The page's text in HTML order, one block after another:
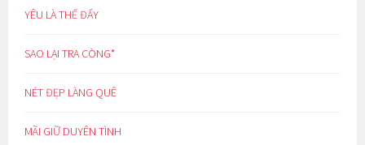
YÊU LÀ THẾ ĐẤY
SAO LẠI TRA CÒNG*
NÉT ĐẸP LÀNG QUÊ
MÃI GIỮ DUYÊN TÌNH